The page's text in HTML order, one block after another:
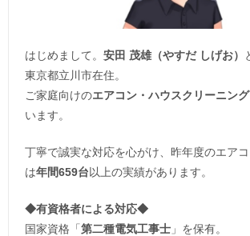
はじめまして。 安田 茂雄（やすだ しげお）
東京都立川市在住。
ご家庭向けのエアコン・ハウスクリーニング
います。
丁寧で誠実な対応を心がけ、昨年度のエア
は年間659台以上の実績があります。
◆有資格者による対応◆
国家資格「 第二種電気工事士 」を保有。